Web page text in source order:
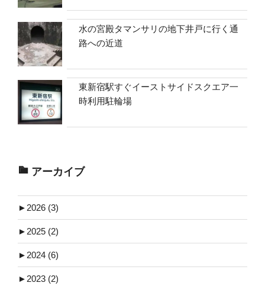
水の宮殿タマンサリの地下井戸に行く通
路への近道
東新宿駅すぐイーストサイドスクエア一
時利用駐輪場
アーカイブ
► 2026 (3)
► 2025 (2)
► 2024 (6)
► 2023 (2)